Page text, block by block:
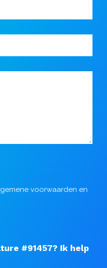
voorwaarden en
#91457? Ik help